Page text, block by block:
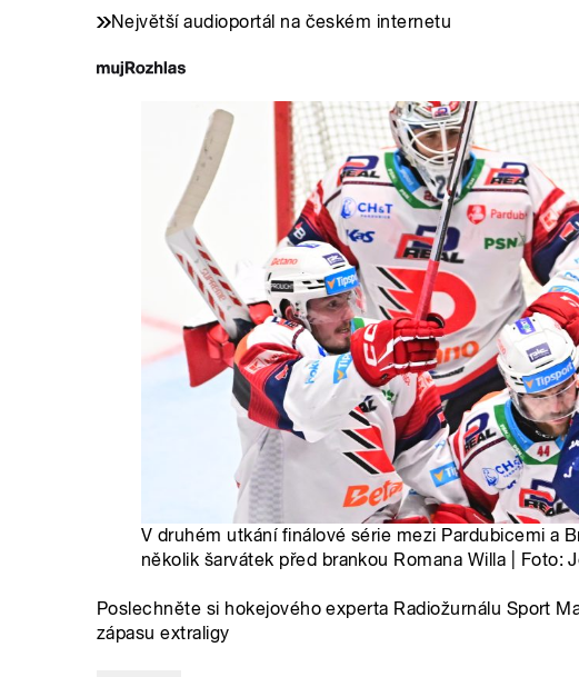
Největší audioportál na českém internetu
V druhém utkání finálové série mezi Pardubicemi a
několik šarvátek před brankou Romana Willa | Foto:
Poslechněte si hokejového experta Radiožurnálu Sport
zápasu extraligy